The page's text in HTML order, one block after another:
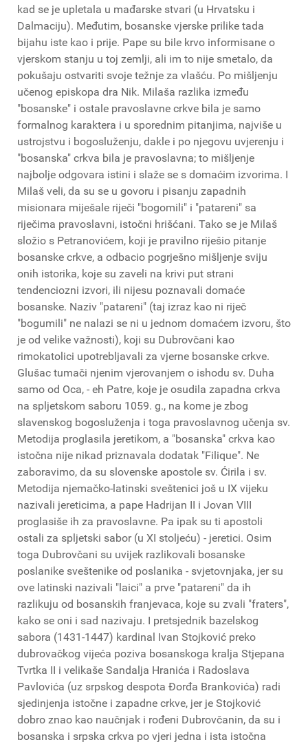
kad se je upletala u mađarske stvari (u Hrvatsku i
Dalmaciju). Međutim, bosanske vjerske prilike tada
bijahu iste kao i prije. Pape su bile krvo informisane o
vjerskom stanju u toj zemlji, ali im to nije smetalo, da
pokušaju ostvariti svoje težnje za vlašću. Po mišljenju
učenog episkopa dra Nik. Milaša razlika između
"bosanske" i ostale pravoslavne crkve bila je samo
formalnog karaktera i u sporednim pitanjima, najviše u
ustrojstvu i bogosluženju, dakle i po njegovu uvjerenju i
"bosanska" crkva bila je pravoslavna; to mišljenje
najbolje odgovara istini i slaže se s domaćim izvorima. I
Milaš veli, da su se u govoru i pisanju zapadnih
misionara miješale riječi "bogomili" i "patareni" sa
riječima pravoslavni, istočni hrišćani. Tako se je Milaš
složio s Petranovićem, koji je pravilno riješio pitanje
bosanske crkve, a odbacio pogrješno mišljenje sviju
onih istorika, koje su zaveli na krivi put strani
tendenciozni izvori, ili nijesu poznavali domaće
bosanske. Naziv "patareni" (taj izraz kao ni riječ
"bogumili" ne nalazi se ni u jednom domaćem izvoru, što
je od velike važnosti), koji su Dubrovčani kao
rimokatolici upotrebljavali za vjerne bosanske crkve.
Glušac tumači njenim vjerovanjem o ishodu sv. Duha
samo od Oca, - eh Patre, koje je osudila zapadna crkva
na spljetskom saboru 1059. g., na kome je zbog
slavenskog bogosluženja i toga pravoslavnog učenja sv.
Metodija proglasila jeretikom, a "bosanska" crkva kao
istočna nije nikad priznavala dodatak "Filique". Ne
zaboravimo, da su slovenske apostole sv. Ćirila i sv.
Metodija njemačko-latinski sveštenici još u IX vijeku
nazivali jereticima, a pape Hadrijan II i Jovan VIII
proglasiše ih za pravoslavne. Pa ipak su ti apostoli
ostali za spljetski sabor (u XI stoljeću) - jeretici. Osim
toga Dubrovčani su uvijek razlikovali bosanske
poslanike sveštenike od poslanika - svjetovnjaka, jer su
ove latinski nazivali "laici" a prve "patareni" da ih
razlikuju od bosanskih franjevaca, koje su zvali "fraters",
kako se oni i sad nazivaju. I pretsjednik bazelskog
sabora (1431-1447) kardinal Ivan Stojković preko
dubrovačkog vijeća poziva bosanskoga kralja Stjepana
Tvrtka II i velikaše Sandalja Hranića i Radoslava
Pavlovića (uz srpskog despota Đorđa Brankovića) radi
sjedinjenja istočne i zapadne crkve, jer je Stojković
dobro znao kao naučnjak i rođeni Dubrovčanin, da su i
bosanska i srpska crkva po vjeri jedna i ista istočna